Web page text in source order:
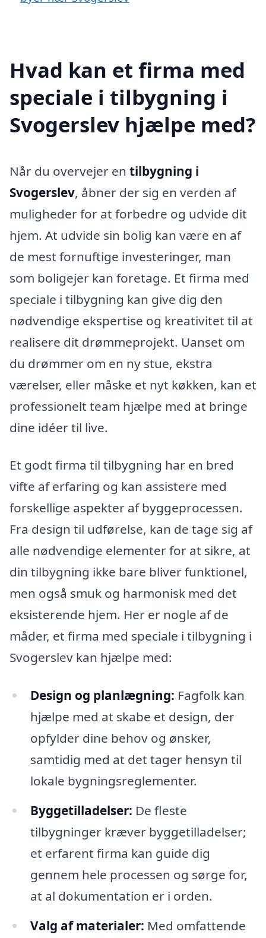
Hvad kan et firma med
speciale i tilbygning i
Svogerslev hjælpe med?
Når du overvejer en tilbygning i
Svogerslev, åbner der sig en verden af
muligheder for at forbedre og udvide dit
hjem. At udvide sin bolig kan være en af
de mest fornuftige investeringer, man
som boligejer kan foretage. Et firma med
speciale i tilbygning kan give dig den
nødvendige ekspertise og kreativitet til at
realisere dit drømmeprojekt. Uanset om
du drømmer om en ny stue, ekstra
værelser, eller måske et nyt køkken, kan et
professionelt team hjælpe med at bringe
dine idéer til live.
Et godt firma til tilbygning har en bred
vifte af erfaring og kan assistere med
forskellige aspekter af byggeprocessen.
Fra design til udførelse, kan de tage sig af
alle nødvendige elementer for at sikre, at
din tilbygning ikke bare bliver funktionel,
men også smuk og harmonisk med det
eksisterende hjem. Her er nogle af de
måder, et firma med speciale i tilbygning i
Svogerslev kan hjælpe med:
Design og planlægning: Fagfolk kan
hjælpe med at skabe et design, der
opfylder dine behov og ønsker,
samtidig med at det tager hensyn til
lokale bygningsreglementer.
Byggetilladelser: De fleste
tilbygninger kræver byggetilladelser;
et erfarent firma kan guide dig
gennem hele processen og sørge for,
at al dokumentation er i orden.
Valg af materialer: Med omfattende